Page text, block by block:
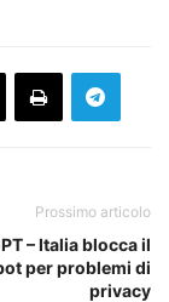
Prossimo articolo
– Italia blocca il
per problemi di
privacy